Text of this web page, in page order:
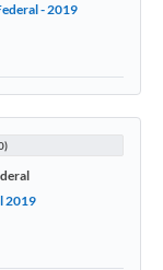
- 2019
2019